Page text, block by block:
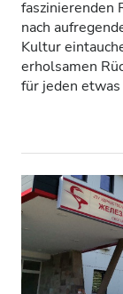
Patienten
EKVK
TV-
faszinierenden
nach
Kultur
erholsamen
für jeden